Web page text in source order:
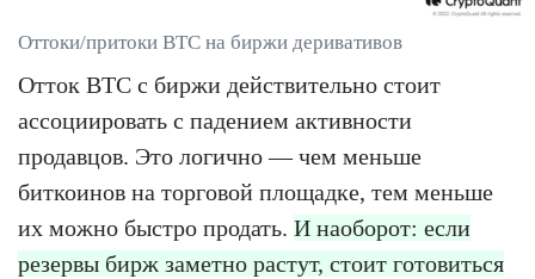
Оттоки/притоки BTC на биржи деривативов
Отток BTC с биржи действительно стоит
ассоциировать с падением активности
продавцов. Это логично — чем меньше
биткоинов на торговой площадке, тем меньше
их можно быстро продать. И наоборот: если
резервы бирж заметно растут, стоит готовиться